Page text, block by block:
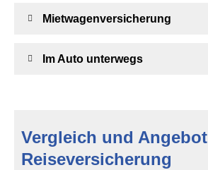
Mietwagenversicherung
Im Auto unterwegs
Vergleich und Angebot
Reiseversicherung